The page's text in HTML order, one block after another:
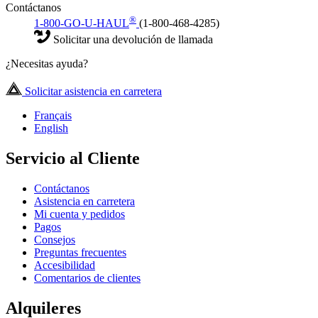
Contáctanos
1-800-GO-U-HAUL® (1-800-468-4285)
Solicitar una devolución de llamada
¿Necesitas ayuda?
Solicitar asistencia en carretera
Français
English
Servicio al Cliente
Contáctanos
Asistencia en carretera
Mi cuenta y pedidos
Pagos
Consejos
Preguntas frecuentes
Accesibilidad
Comentarios de clientes
Alquileres